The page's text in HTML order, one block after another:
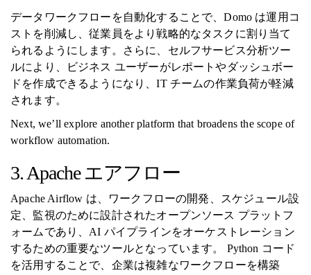
データワークフローを自動化することで、Domo は運用コ
ストを削減し、従業員をより戦略的なタスクに割り当て
られるようにします。さらに、セルフサービス分析ツー
ルにより、ビジネス ユーザーがレポートやダッシュボー
ドを作成できるようになり、IT チームの作業負荷が軽減
されます。
Next, we’ll explore another platform that broadens the scope of
workflow automation.
3. Apache エアフロー
Apache Airflow は、ワークフローの開発、スケジュール設
定、監視のために設計されたオープンソース プラットフ
ォームであり、AI パイプラインをオーケストレーション
するための重要なツールとなっています。 Python コード
を活用することで、企業は複雑なワークフローを構築